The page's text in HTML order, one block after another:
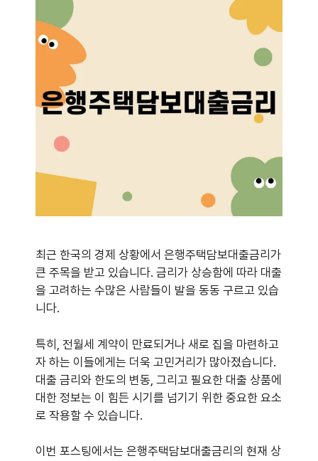
최근 한국의 경제 상황에서 은행주택담보대출금리가
큰 주목을 받고 있습니다. 금리가 상승함에 따라 대출
을 고려하는 수많은 사람들이 발을 동동 구르고 있습
니다.
특히, 전월세 계약이 만료되거나 새로 집을 마련하고
자 하는 이들에게는 더욱 고민거리가 많아졌습니다.
대출 금리와 한도의 변동, 그리고 필요한 대출 상품에
대한 정보는 이 힘든 시기를 넘기기 위한 중요한 요소
로 작용할 수 있습니다.
이번 포스팅에서는 은행주택담보대출금리의 현재 상